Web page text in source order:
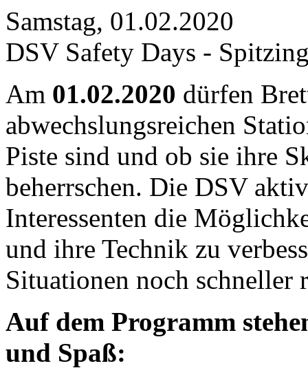
Samstag, 01.02.2020
DSV Safety Days -
Am 01.02.2020 dürfen
abwechslungsreichen
Piste sind und ob sie ihre
beherrschen. Die DSV
Interessenten die
und ihre Technik zu
Situationen noch schneller
Auf dem Programm
und Spaß: